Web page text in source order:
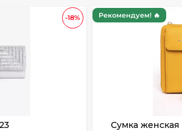
-18% Рекомендуем! 🔥
Сумка женская